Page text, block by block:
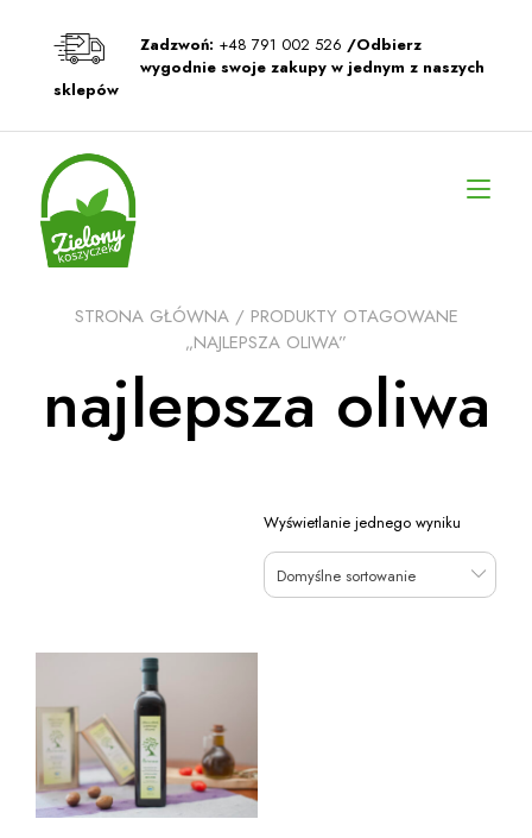
Zadzwoń: +48 791 002 526 /Odbierz
wygodnie swoje zakupy w jednym z naszych
sklepów
STRONA GŁÓWNA/ PRODUKTY OTAGOWANE
„NAJLEPSZA OLIWA”
najlepsza oliwa
Wyświetlanie jednego wyniku
Domyślne sortowanie